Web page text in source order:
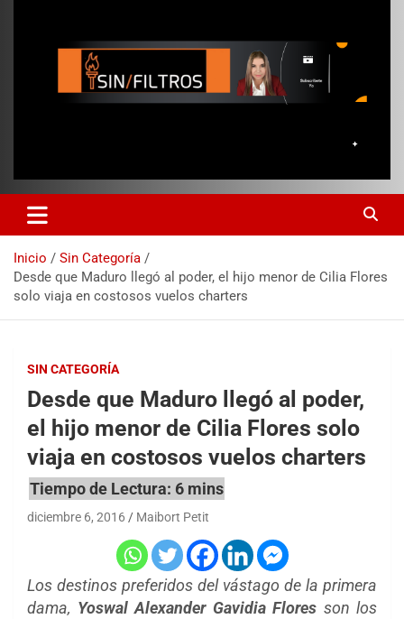
Inicio
Sin Categoría
Desde que Maduro llegó al poder, el hijo menor de Cilia Flores
solo viaja en costosos vuelos charters
SIN CATEGORÍA
Desde que Maduro llegó al poder,
el hijo menor de Cilia Flores solo
viaja en costosos vuelos charters
diciembre 6, 2016 Maibort Petit
Los destinos preferidos del vástago de la primera
dama, Yoswal Alexander Gavidia Flores son los